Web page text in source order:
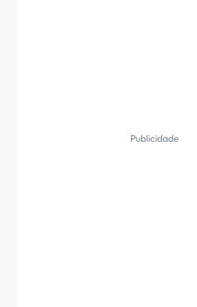
Publicidade